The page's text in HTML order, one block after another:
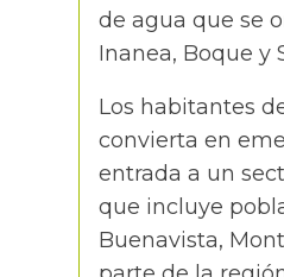
de agua que se
Inanea, Boque y
Los habitantes
convierta en
entrada a un
que incluye
Buenavista,